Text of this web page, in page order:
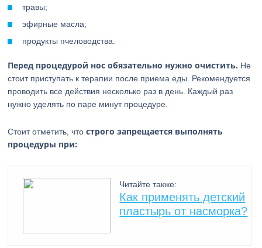
травы;
эфирные масла;
продукты пчеловодства.
Перед процедурой нос обязательно нужно очистить. Не
стоит приступать к терапии после приема еды. Рекомендуется
проводить все действия несколько раз в день. Каждый раз
нужно уделять по паре минут процедуре.
Стоит отметить, чтострого запрещается выполнять
процедуры при:
Читайте также:
Как применять детский
пластырь от насморка?